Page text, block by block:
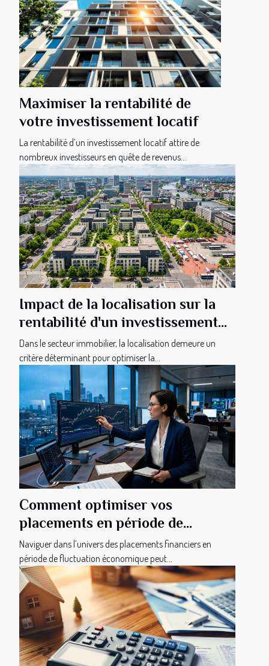
Impact de la localisation sur la
rentabilité d'un investissement
immobilier
Dans le secteur immobilier, la localisation demeure un
critère déterminant pour optimiser la...
Comment optimiser vos
placements en période de
fluctuation économique ?
Naviguer dans l’univers des placements financiers en
période de fluctuation économique peut...
Maximiser la rentabilité de
votre investissement locatif
La rentabilité d’un investissement locatif attire de
nombreux investisseurs en quête de revenus...